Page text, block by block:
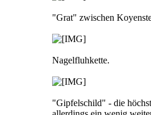
"Grat" zwischen
Nagelfluhkette.
"Gipfelschild" - die